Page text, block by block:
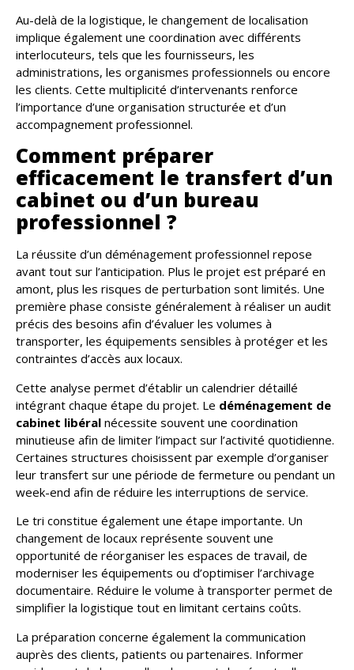
Au-delà de la logistique, le changement de localisation
implique également une coordination avec différents
interlocuteurs, tels que les fournisseurs, les
administrations, les organismes professionnels ou encore
les clients. Cette multiplicité d’intervenants renforce
l’importance d’une organisation structurée et d’un
accompagnement professionnel.
Comment préparer
efficacement le transfert d’un
cabinet ou d’un bureau
professionnel ?
La réussite d’un déménagement professionnel repose
avant tout sur l’anticipation. Plus le projet est préparé en
amont, plus les risques de perturbation sont limités. Une
première phase consiste généralement à réaliser un audit
précis des besoins afin d’évaluer les volumes à
transporter, les équipements sensibles à protéger et les
contraintes d’accès aux locaux.
Cette analyse permet d’établir un calendrier détaillé
intégrant chaque étape du projet. Le déménagement de
cabinet libéral nécessite souvent une coordination
minutieuse afin de limiter l’impact sur l’activité quotidienne.
Certaines structures choisissent par exemple d’organiser
leur transfert sur une période de fermeture ou pendant un
week-end afin de réduire les interruptions de service.
Le tri constitue également une étape importante. Un
changement de locaux représente souvent une
opportunité de réorganiser les espaces de travail, de
moderniser les équipements ou d’optimiser l’archivage
documentaire. Réduire le volume à transporter permet de
simplifier la logistique tout en limitant certains coûts.
La préparation concerne également la communication
auprès des clients, patients ou partenaires. Informer